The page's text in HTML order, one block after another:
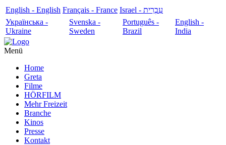
English - English Français - France
עִבְרִית - Israel
Українська -
Ukraine
Svenska -
Sweden
Português -
Brazil
English -
India
Menü
Home
Greta
Filme
HÖRFILM
Mehr Freizeit
Branche
Kinos
Presse
Kontakt